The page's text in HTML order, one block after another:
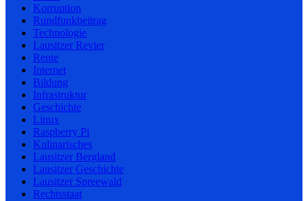
Korruption
Rundfunkbeitrag
Technologie
Lausitzer Revier
Rente
Internet
Bildung
Infrastruktur
Geschichte
Linux
Raspberry Pi
Kulinarisches
Lausitzer Bergland
Lausitzer Geschichte
Lausitzer Spreewald
Rechtsstaat